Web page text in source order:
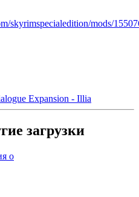
skyrimspecialedition/mods/
Expansion - Illia
загрузки